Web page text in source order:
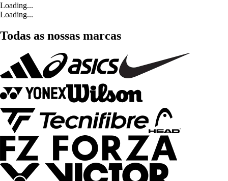
Loading...
Loading...
Todas as nossas marcas